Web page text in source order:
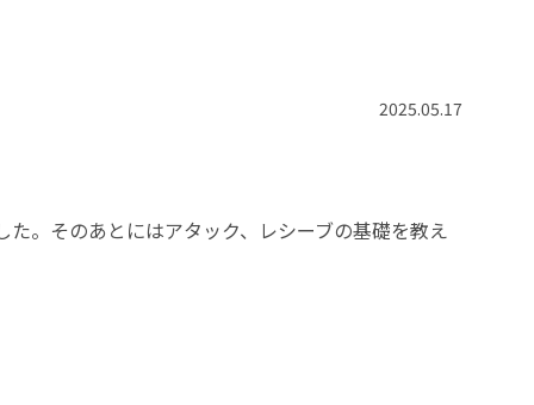
2025.05.17
。そのあとにはアタック、レシーブの基礎を教え